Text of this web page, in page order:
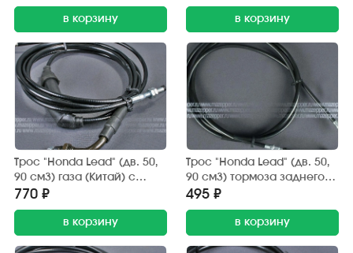
в корзину в корзину
Трос "Honda Lead" (дв. 50,
90 см3) газа (Китай) с
разветвителем
770 ₽
в корзину
Трос "Honda Lead" (дв. 50,
90 см3) тормоза заднего
(SINOKI-SUPRA)
495 ₽
в корзину